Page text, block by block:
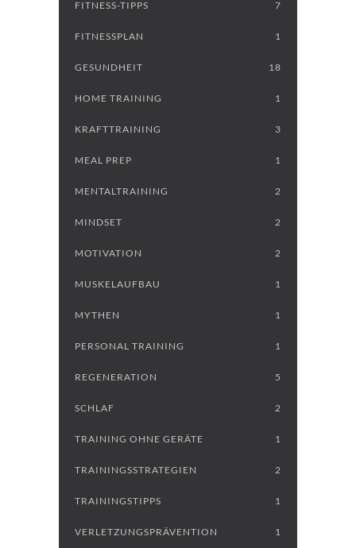
FITNESS-TIPPS 7
FITNESSPLAN 1
GESUNDHEIT 18
HOME TRAINING 1
KRAFTTRAINING 3
MEAL PREP 1
MENTALTRAINING 2
MINDSET 2
MOTIVATION 2
MUSKELAUFBAU 1
MYTHEN 1
PERSONAL TRAINING 1
REGENERATION 5
SCHLAF 2
TRAINING OHNE GERÄTE 1
TRAININGSSTRATEGIEN 2
TRAININGSTIPPS 1
VERLETZUNGSPRÄVENTION 1